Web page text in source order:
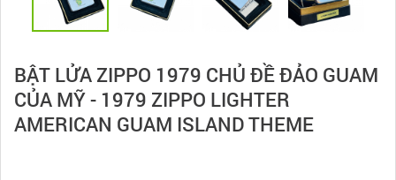
BẬT LỬA ZIPPO 1979 CHỦ ĐỀ ĐẢO GUAM
CỦA MỸ - 1979 ZIPPO LIGHTER
AMERICAN GUAM ISLAND THEME